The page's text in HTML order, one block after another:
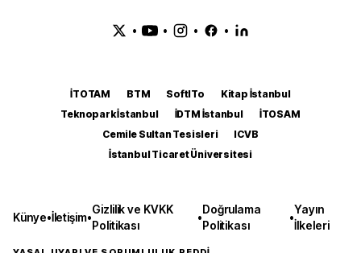
• • • •
İTOTAM BTM SoftITo
Kitap İstanbul
Teknopark İstanbul
İDTM İstanbul
İTOSAM
Cemile Sultan Tesisleri
ICVB
İstanbul Ticaret Üniversitesi
Künye•İletişim•
Gizlilik ve KVKK
Politikası
•
Doğrulama
Politikası
•
Yayın
İlkeleri